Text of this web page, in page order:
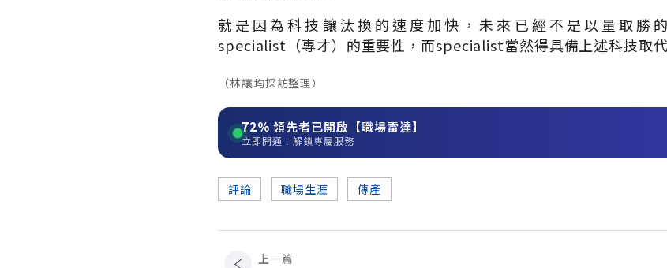
就是因為科技讓汰換的速度加快，未來已經不是以量取勝
specialist（專才）的重要性，而specialist當然得具備上述科技取
（林讓均採訪整理）
72% 領先者已開啟【職場雷達】
立即開通！解鎖專屬服務
評論 職場生涯 傳產
上一篇